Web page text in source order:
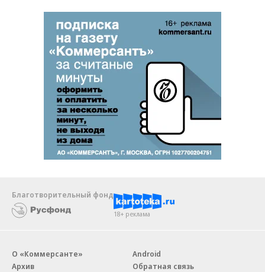
Благотворительный фонд
18+ реклама
О «Коммерсанте»
Архив
Android
Обратная связь